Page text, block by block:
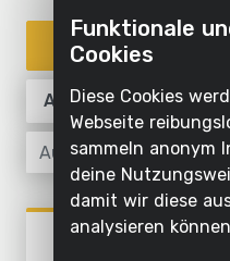
bohren
Sägen und
ablängen
Schleifen
Schleifen
Mähen
und
Sägen
Rasen
und
Boden
Elektrowerkzeuge
Gartenmaschinen
Luft,
Licht
&
Wasser
Inspiration
Mein
Powerplus
Ein
Schrauben und
Funktionale
Cookies
Diese Cookies
Webseite
sammeln anonym
deine
damit wir diese
analysieren